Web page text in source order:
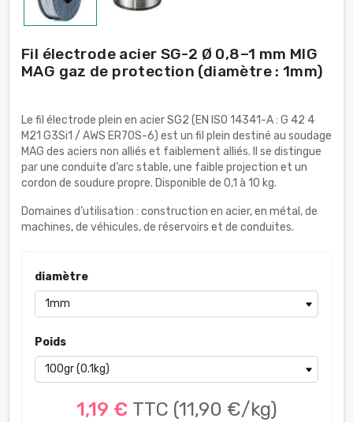
Fil électrode acier SG-2 Ø 0,8–1 mm MIG
MAG gaz de protection (diamètre : 1mm)
Le fil électrode plein en acier SG2 (EN ISO 14341-A : G 42 4
M21 G3Si1 / AWS ER70S-6) est un fil plein destiné au soudage
MAG des aciers non alliés et faiblement alliés. Il se distingue
par une conduite d’arc stable, une faible projection et un
cordon de soudure propre. Disponible de 0,1 à 10 kg.
Domaines d’utilisation : construction en acier, en métal, de
machines, de véhicules, de réservoirs et de conduites.
diamètre
Poids
1,19 € TTC (11,90 €/kg)